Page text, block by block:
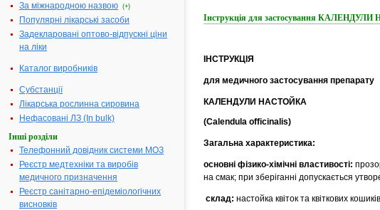
За міжнародною назвою (+)
Популярні лікарські засоби
Задекларовані оптово-відпускні ціни
на ліки
Каталог виробників
Субстанції
Лікарська рослинна сировина
Нефасовані ЛЗ (In bulk)
Інші розділи
Телефонний довідник системи МОЗ
Реєстр медтехніки та виробів
медичного призначення
Реєстр санітарно-епідеміологічних
висновків
Інструкція для застосування
ІНСТРУКЦІЯ
для медичного застосування препарату
КАЛЕНДУЛИ НАСТОЙКА
(Calendula officinalis)
Загальна характеристика:
основні фізико-хімічні властивості:
на смак; при зберіганні допускається
склад: настойка квіток та квіткових